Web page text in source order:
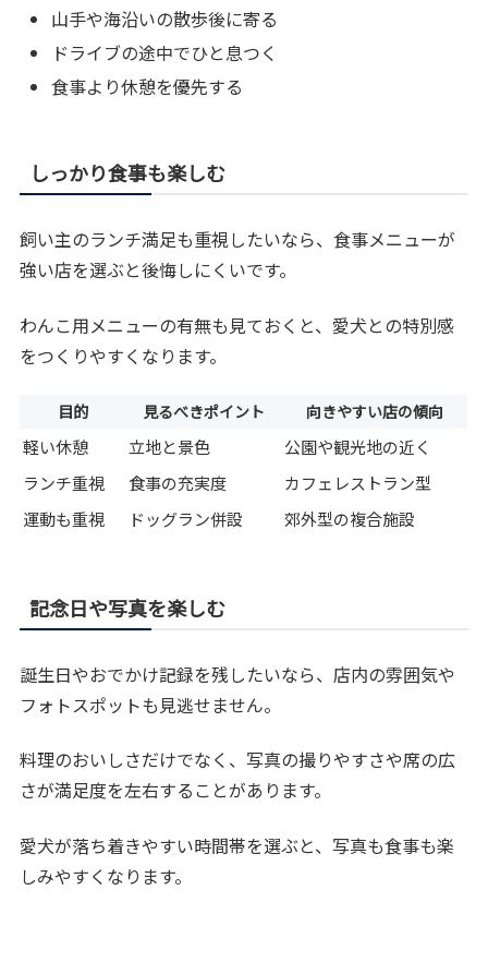
山手や海沿いの散歩後に寄る
ドライブの途中でひと息つく
食事より休憩を優先する
しっかり食事も楽しむ
飼い主のランチ満足も重視したいなら、食事メニューが
強い店を選ぶと後悔しにくいです。
わんこ用メニューの有無も見ておくと、愛犬との特別感
をつくりやすくなります。
目的 見るべきポイント 向きやすい店の傾向
軽い休憩 立地と景色
公園や観光地の近く
ランチ重視
食事の充実度
カフェレストラン型
運動も重視
ドッグラン併設 郊外型の複合施設
記念日や写真を楽しむ
誕生日やおでかけ記録を残したいなら、店内の雰囲気や
フォトスポットも見逃せません。
料理のおいしさだけでなく、写真の撮りやすさや席の広
さが満足度を左右することがあります。
愛犬が落ち着きやすい時間帯を選ぶと、写真も食事も楽
しみやすくなります。